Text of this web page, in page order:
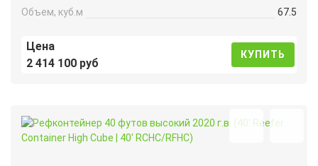
Объем, куб.м
67.5
Цена
2 414 100 руб
КУПИТЬ